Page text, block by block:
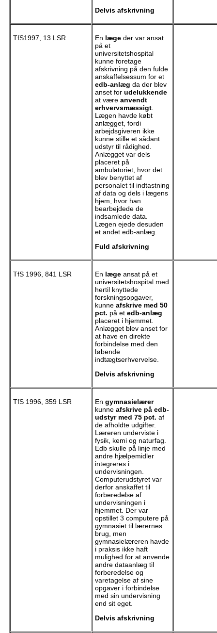
Delvis afskrivning
TfS1997, 13 LSR En lægeder var ansat
på et
universitetshospital
kunne foretage
afskrivning på den fulde
anskaffelsessum for et
edb-anlæg da der blev
anset for udelukkende
at være anvendt
erhvervsmæssigt.
Lægen havde købt
anlægget, fordi
arbejdsgiveren ikke
kunne stille et sådant
udstyr til rådighed.
Anlægget var dels
placeret på
ambulatoriet, hvor det
blev benyttet af
personalet til indtastning
af data og dels i lægens
hjem, hvor han
bearbejdede de
indsamlede data.
Lægen ejede desuden
et andet edb-anlæg.
Fuld afskrivning
TfS 1996, 841 LSR En lægeansat på et
universitetshospital med
hertil knyttede
forskningsopgaver,
kunne afskrive med 50
pct. på et edb-anlæg
placeret i hjemmet.
Anlægget blev anset for
at have en direkte
forbindelse med den
løbende
indtægtserhvervelse.
Delvis afskrivning
TfS 1996, 359 LSR En gymnasielærer
kunne afskrive på edb-
udstyr med 75 pct. af
de afholdte udgifter.
Læreren underviste i
fysik, kemi og naturfag.
Edb skulle på linje med
andre hjælpemidler
integreres i
undervisningen.
Computerudstyret var
derfor anskaffet til
forberedelse af
undervisningen i
hjemmet. Der var
opstillet 3 computere på
gymnasiet til lærernes
brug, men
gymnasielæreren havde
i praksis ikke haft
mulighed for at anvende
andre dataanlæg til
forberedelse og
varetagelse af sine
opgaver i forbindelse
med sin undervisning
end sit eget.
Delvis afskrivning